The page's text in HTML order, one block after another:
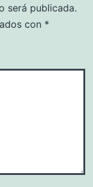
será publicada.
con *